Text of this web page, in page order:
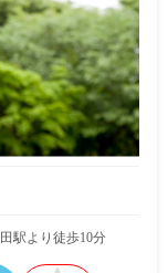
駅より徒歩10分